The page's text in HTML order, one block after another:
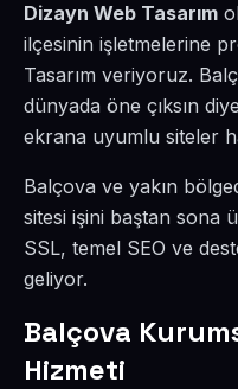
Dizayn Web Tasarım
ilçesinin işletmelerine
Tasarım veriyoruz.
dünyada öne çıksın
ekrana uyumlu siteler
Balçova ve yakın
sitesi işini baştan sona
SSL, temel SEO ve
geliyor.
Balçova
Hizmeti